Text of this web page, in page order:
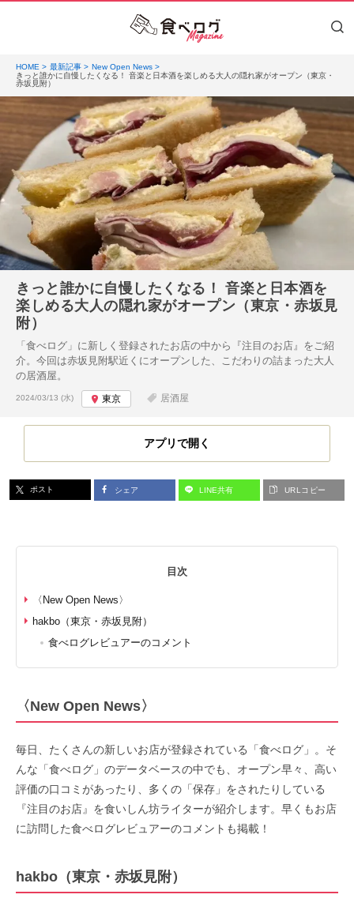
HOME 最新記事
New Open News
きっと誰かに自慢したくなる！ 音楽と日本酒を楽しめる大人の隠れ家がオープン（東京・
赤坂見附）
きっと誰かに自慢したくなる！ 音楽と日本酒を
楽しめる大人の隠れ家がオープン（東京・赤坂見
附）
「食べログ」に新しく登録されたお店の中から『注目のお店』をご紹
介。今回は赤坂見附駅近くにオープンした、こだわりの詰まった大人
の居酒屋。
投稿日:
2024/03/13 (水) 東京 居酒屋
アプリで開く
ポスト シェア LINE共有 URLコピー
目次
〈New Open News〉
hakbo（東京・赤坂見附）
食べログレビュアーのコメント
〈New Open News〉
毎日、たくさんの新しいお店が登録されている「食べログ」。そ
んな「食べログ」のデータベースの中でも、オープン早々、高い
評価の口コミがあったり、多くの「保存」をされたりしている
『注目のお店』を食いしん坊ライターが紹介します。早くもお店
に訪問した食べログレビュアーのコメントも掲載！
hakbo（東京・赤坂見附）